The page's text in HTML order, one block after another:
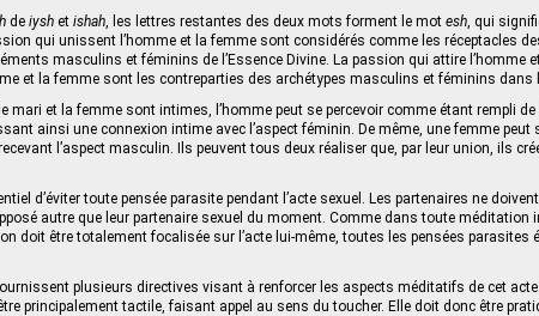
de iysh et ishah, les lettres restantes des deux mots forment le mot esh, qui
qui unissent l’homme et la femme sont considérés comme les réceptacles
masculins et féminins de l’Essence Divine. La passion qui attire l’homme
et la femme sont les contreparties des archétypes masculins et féminins dans
mari et la femme sont intimes, l’homme peut se percevoir comme étant rempli de
ainsi une connexion intime avec l’aspect féminin. De même, une femme peut
l’aspect masculin. Ils peuvent tous deux réaliser que, par leur union, ils
d’éviter toute pensée parasite pendant l’acte sexuel. Les partenaires ne
autre que leur partenaire sexuel du moment. Comme dans toute méditation
doit être totalement focalisée sur l’acte lui-même, toutes les pensées parasites
plusieurs directives visant à renforcer les aspects méditatifs de cet
être principalement tactile, faisant appel au sens du toucher. Elle doit donc être